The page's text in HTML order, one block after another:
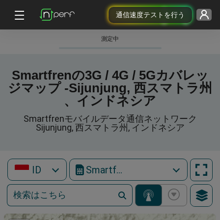
通信速度テストを行う
測定中
Smartfrenの3G / 4G / 5Gカバレッ
ジマップ -Sijunjung, 西スマトラ州
、インドネシア
Smartfrenモバイルデータ通信ネットワーク
Sijunjung, 西スマトラ州, インドネシア
ID Smartfren